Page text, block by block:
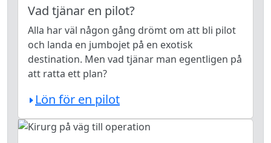
Vad tjänar en pilot?
Alla har väl någon gång drömt om att bli pilot
och landa en jumbojet på en exotisk
destination. Men vad tjänar man egentligen på
att ratta ett plan?
Lön för en pilot